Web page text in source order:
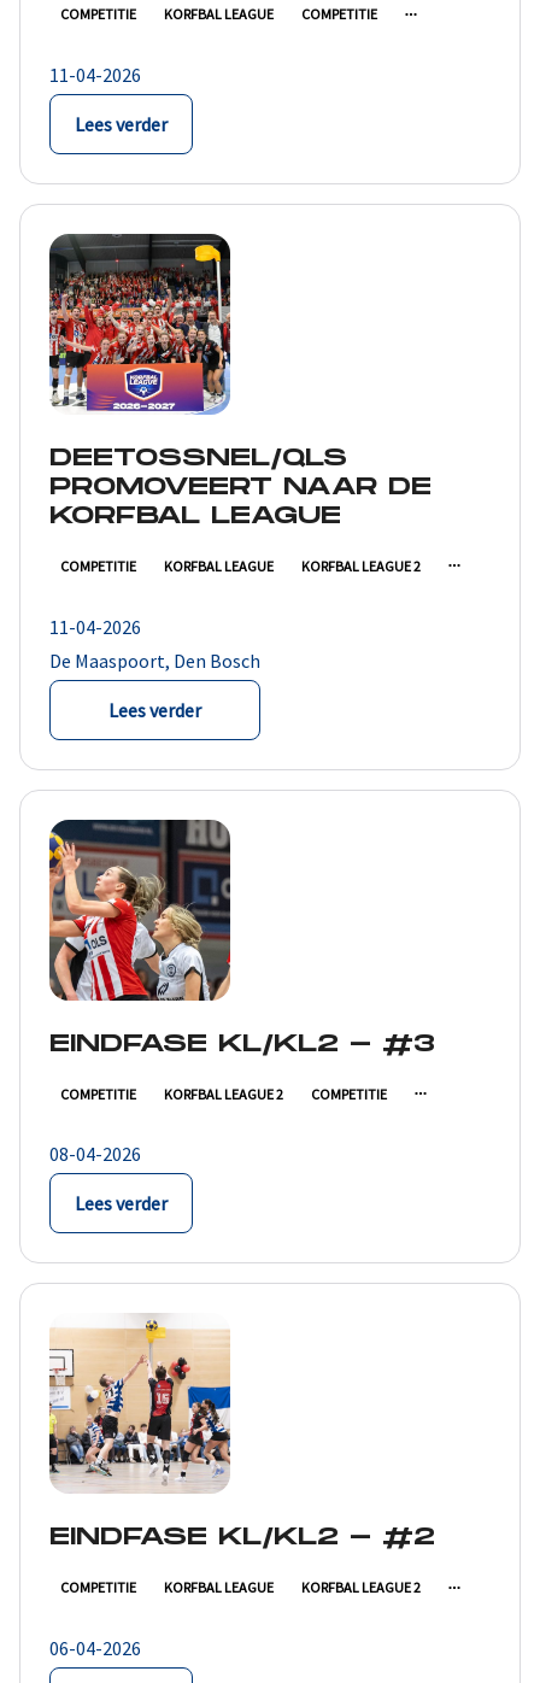
COMPETITIE KORFBAL LEAGUE COMPETITIE
11-04-2026
Lees verder
DEETOSSNEL/QLS
PROMOVEERT NAAR DE
KORFBAL LEAGUE
COMPETITIE KORFBAL LEAGUE KORFBAL LEAGUE 2
11-04-2026
De Maaspoort, Den Bosch
Lees verder
EINDFASE KL/KL2 - #3
COMPETITIE KORFBAL LEAGUE 2 COMPETITIE
08-04-2026
Lees verder
EINDFASE KL/KL2 - #2
COMPETITIE KORFBAL LEAGUE KORFBAL LEAGUE 2
06-04-2026